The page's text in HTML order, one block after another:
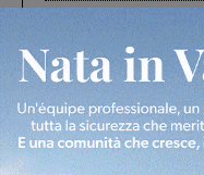
Un anno fa la
Gianni, Giulia e
processo, lo stop